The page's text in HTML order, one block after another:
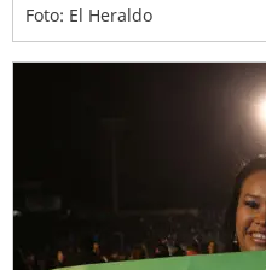
Foto: El Heraldo